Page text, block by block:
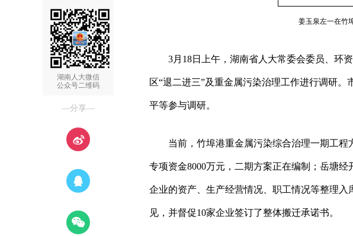
湖南人大微信
公众号二维码
—分享—
姜玉泉左一在竹
3月18日上午，湖南省人大常委会委员、环
区“退二进三”及重金属污染治理工作进行调研。
平等参与调研。
当前，竹埠港重金属污染综合治理一期工程
专项资金8000万元，二期方案正在编制；岳塘
企业的资产、生产经营情况、职工情况等整理
见，并督促10家企业签订了整体搬迁承诺书。